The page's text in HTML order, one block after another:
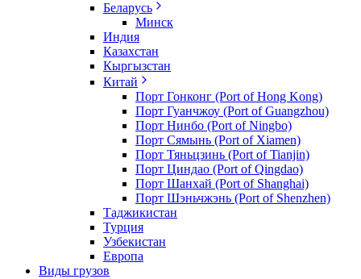
Беларусь
Минск
Индия
Казахстан
Кыргызстан
Китай
Порт Гонконг (Port of Hong Kong)
Порт Гуанчжоу (Port of Guangzhou)
Порт Нинбо (Port of Ningbo)
Порт Сямынь (Port of Xiamen)
Порт Тяньцзинь (Port of Tianjin)
Порт Циндао (Port of Qingdao)
Порт Шанхай (Port of Shanghai)
Порт Шэньчжэнь (Port of Shenzhen)
Таджикистан
Турция
Узбекистан
Европа
Виды грузов